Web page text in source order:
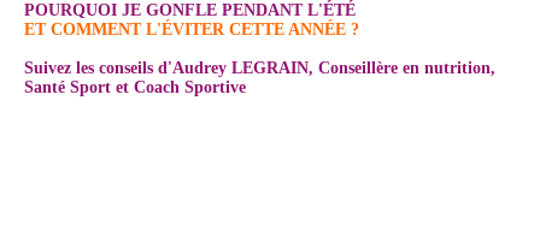
POURQUOI JE GONFLE PENDANT L'ÉTÉ
ET COMMENT L'ÉVITER CETTE ANNÉE ?
Suivez les conseils d'Audrey LEGRAIN, Conseillère en nutrition,
Santé Sport et Coach Sportive